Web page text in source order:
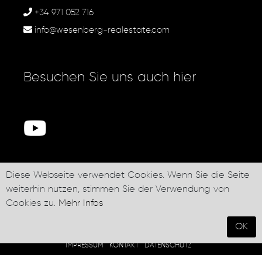
Diese Webseite verwendet Cookies. Wenn Sie die Seite
weiterhin nutzen, stimmen Sie der Verwendung von
Cookies zu. Mehr Infos
OK
+34 971 052 716
info@wesenberg-realestate.com
Besuchen Sie uns auch hier
Newsletter abonnieren
IMPRESSUM
KONTAKT DATENSCHUTZ